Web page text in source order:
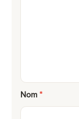
Nom *